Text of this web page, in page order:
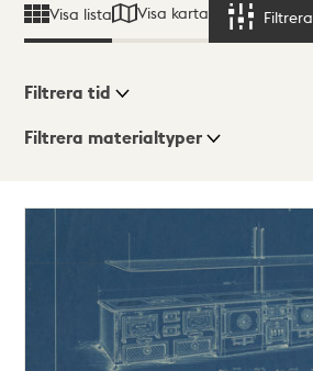
Visa lista Visa karta Filtrera
Visningsläge
Filtrera tid
Filtrera materialtyper